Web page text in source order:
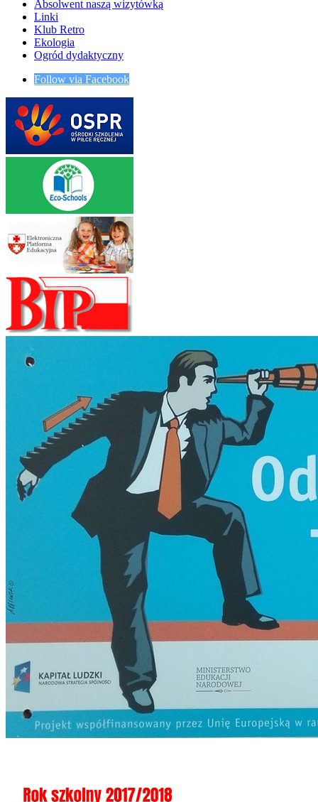
Absolwent naszą wizytówką
Linki
Klub Retro
Ekologia
Ogród dydaktyczny
Follow via Facebook